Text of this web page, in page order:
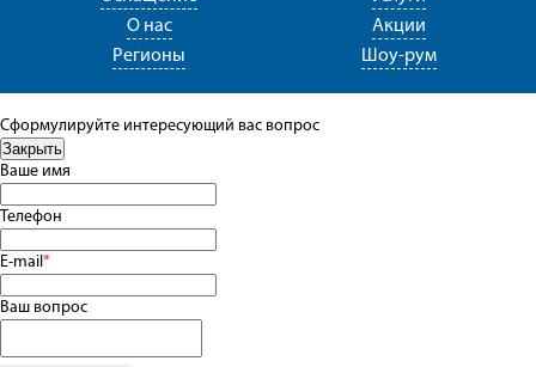
О нас
Акции
Регионы
Шоу-рум
Сформулируйте интересующий вас вопрос
Ваше имя
Телефон
E-mail*
Ваш вопрос